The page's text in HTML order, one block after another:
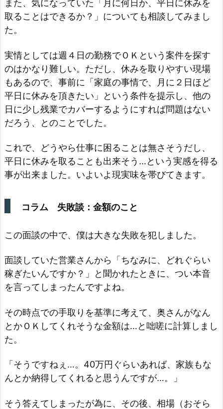
また、気になっていた「月に何日か、平日に休みを
取ることはできるか？」についても相談してみまし
た。
実情としては週４日の勤務でＯＫという案件を探す
のはかなり難しい。ただし、休みを取りやすい現場
もあるので、事前に「家庭の事情で、月に２日ほど
平日に休みを頂きたい」という条件を提示し、他の
日に少し残業でカバーするようにすれば問題はない
だろう、とのことでした。
これで、どうやら仕事に困ることは無さそうだし、
平日に休みを取ることも出来そう…という実感を得る
事が出来ました。いよいよ現実味を帯びてきます。
コラム 失敗談：金額のこと
この面談の中で、僕は大きな失敗を犯しました。
面談していた営業さんから「ちなみに、どれぐらい
稼ぎたいんですか？」と聞かれたときに、つい本音
を言ってしまったんですよね。
その時点での手取りを基準に考えて、奥さんがなん
とかＯＫしてくれそうな金額は…と咄嗟に計算しまし
た。
「そうですねぇ…。40万円ぐらいあれば、家族もな
んとか納得してくれると思うんですが…。」
そう答えてしまったが為に、その後、相場（おそら